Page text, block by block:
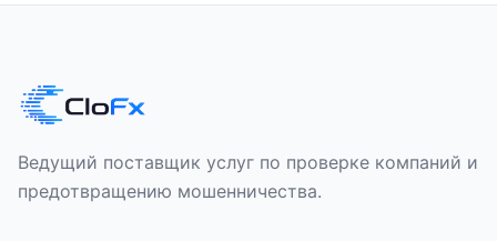
Ведущий поставщик услуг по проверке компаний и
предотвращению мошенничества.